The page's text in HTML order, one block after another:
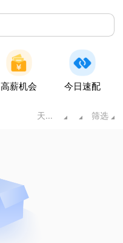
高薪机会 今日速配
天水甘肃 筛选